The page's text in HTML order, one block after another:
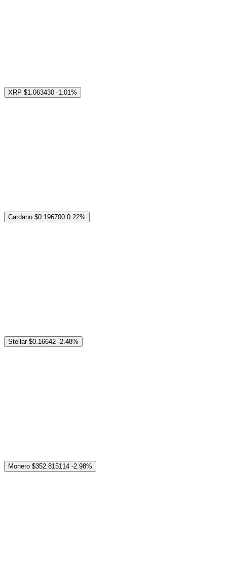
XRP $1.063430 -1.01%
Cardano $0.196700 0.22%
Stellar $0.16642 -2.48%
Monero $352.815114 -2.98%